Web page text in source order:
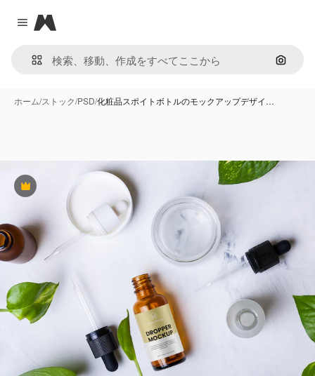
Close menu
Magnific
画像で
ホーム/ストック/PSD/化粧品スポイトボトルのモックアップデザイ…
Premium